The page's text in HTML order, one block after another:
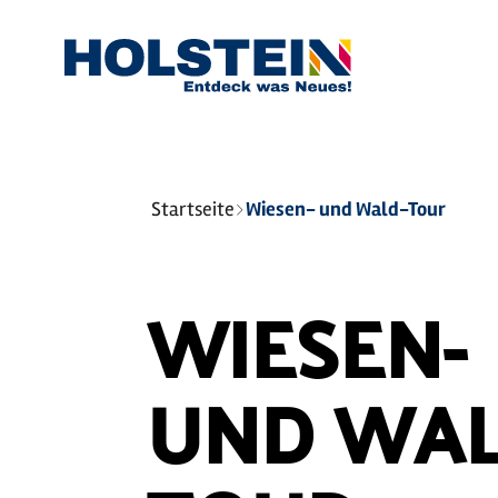
Sie
sind
Startseite Wiesen- und Wald-Tour
WIESEN-
UND